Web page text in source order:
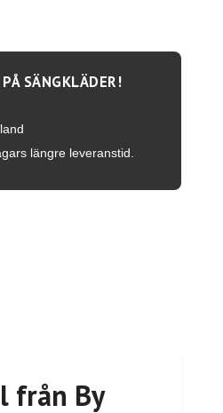
SÄNGKLÄDER!
längre leveranstid.
från By